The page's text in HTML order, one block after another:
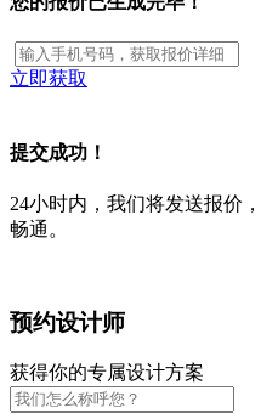
立即获取
提交成功！
24小时内，我们将发送报价
畅通。
预约设计师
获得你的专属设计方案